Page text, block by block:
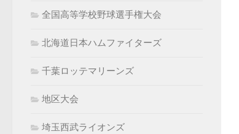
全国高等学校野球選手権大会
北海道日本ハムファイターズ
千葉ロッテマリーンズ
地区大会
埼玉西武ライオンズ